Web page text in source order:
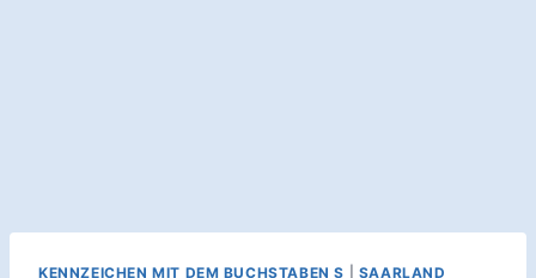
KENNZEICHEN MIT DEM BUCHSTABEN S SAARLAND